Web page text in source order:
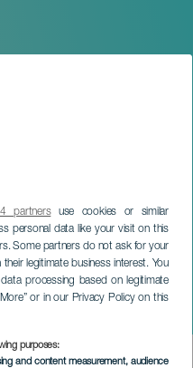
partnersuse cookies or similar
personal data like your visit on this
Some partners do not ask for your
legitimate business interest. You
processing based on legitimate
or in our Privacy Policy on this
purposes:
and content measurement, audience